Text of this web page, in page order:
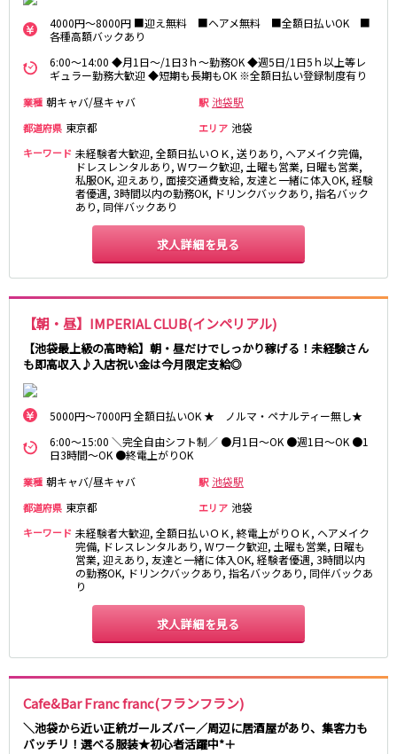
4000円～8000円 ■迎え無料 ■ヘアメ無料 ■全額日払いOK ■
各種高額バックあり
6:00～14:00 ◆月1日～/1日3ｈ～勤務OK ◆週5日/1日5ｈ以上等レ
ギュラー勤務大歓迎 ◆短期も長期もOK ※全額日払い登録制度有り
業種 朝キャバ/昼キャバ 駅 池袋駅
都道府県 東京都 エリア 池袋
キーワード 未経験者大歓迎, 全額日払いＯＫ, 送りあり, ヘアメイク完備,
ドレスレンタルあり, Wワーク歓迎, 土曜も営業, 日曜も営業,
私服OK, 迎えあり, 面接交通費支給, 友達と一緒に体入OK, 経験
者優遇, 3時間以内の勤務OK, ドリンクバックあり, 指名バック
あり, 同伴バックあり
求人詳細を見る
【朝・昼】IMPERIAL CLUB(インペリアル)
【池袋最上級の高時給】朝・昼だけでしっかり稼げる！未経験さん
も即高収入♪入店祝い金は今月限定支給◎
5000円～7000円 全額日払いOK ★ ノルマ・ペナルティー無し★
6:00～15:00 ＼完全自由シフト制／ ●月1日～OK ●週1日～OK ●1
日3時間～OK ●終電上がりOK
業種 朝キャバ/昼キャバ 駅 池袋駅
都道府県 東京都 エリア 池袋
キーワード 未経験者大歓迎, 全額日払いＯＫ, 終電上がりＯＫ, ヘアメイク
完備, ドレスレンタルあり, Wワーク歓迎, 土曜も営業, 日曜も
営業, 迎えあり, 友達と一緒に体入OK, 経験者優遇, 3時間以内
の勤務OK, ドリンクバックあり, 指名バックあり, 同伴バックあ
り
求人詳細を見る
Cafe&Bar Franc franc(フランフラン)
＼池袋から近い正統ガールズバー／周辺に居酒屋があり、集客力も
バッチリ！選べる服装★初心者活躍中*＋
三軒茶屋駅
西太子堂駅
宮の坂駅
松原駅
JR南武線
立川駅
川崎駅
武蔵溝ノ口駅
武蔵小杉駅
府中本町駅
武蔵新城駅
登戸駅
JR横須賀線
品川駅
大船駅
東戸塚駅
久里浜駅
横須賀駅
JR埼京線
池袋駅
大宮駅
新宿駅
赤羽駅
恵比寿駅
北赤羽駅
板橋駅
西武多摩湖線
八坂駅
小田急小田原線
厚木駅
相模大野駅
下北沢駅